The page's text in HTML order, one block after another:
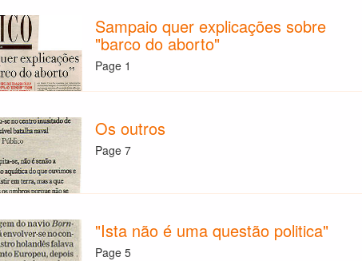
Sampaio quer explicações sobre
"barco do aborto"
Page 1
Os outros
Page 7
"Ista não é uma questão politica"
Page 5